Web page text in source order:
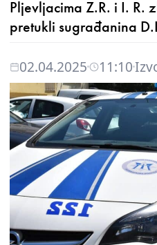
Pljevljacima Z.R. i I. R.
pretukli sugrađanina
02.04.2025 11:10